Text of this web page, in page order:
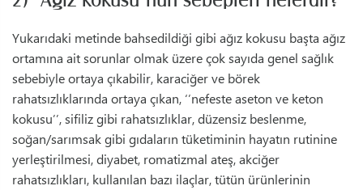
Yukarıdaki metinde bahsedildiği gibi ağız kokusu başta ağız
ortamına ait sorunlar olmak üzere çok sayıda genel sağlık
sebebiyle ortaya çıkabilir, karaciğer ve börek
rahatsızlıklarında ortaya çıkan, ‘’nefeste aseton ve keton
kokusu’’, sifiliz gibi rahatsızlıklar, düzensiz beslenme,
soğan/sarımsak gibi gıdaların tüketiminin hayatın rutinine
yerleştirilmesi, diyabet, romatizmal ateş, akciğer
rahatsızlıkları, kullanılan bazı ilaçlar, tütün ürünlerinin